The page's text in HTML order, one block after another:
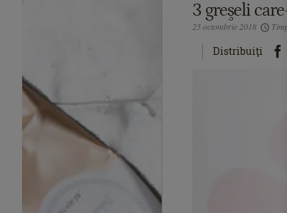
3 greşeli
25 octombrie 2018
Distribuiţi